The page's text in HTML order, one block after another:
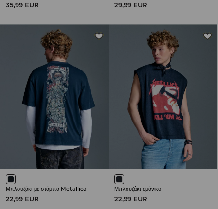
35,99 EUR 29,99 EUR
Μπλουζάκι με στάμπα Metallica
22,99 EUR
Μπλουζάκι αμάνικο
22,99 EUR